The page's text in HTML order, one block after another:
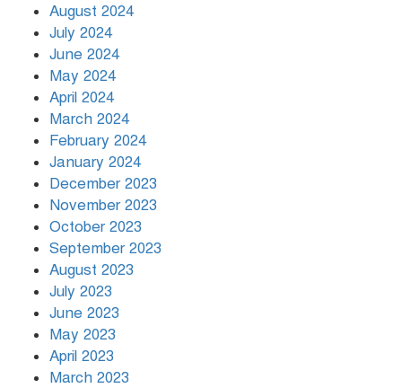
August 2024
July 2024
June 2024
May 2024
April 2024
March 2024
February 2024
January 2024
December 2023
November 2023
October 2023
September 2023
August 2023
July 2023
June 2023
May 2023
April 2023
March 2023